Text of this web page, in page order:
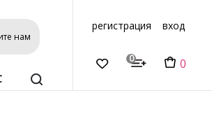
нам
регистрация вход
0 0